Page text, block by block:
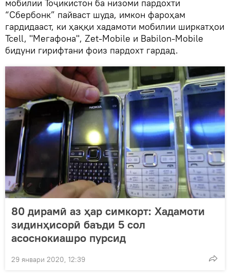
мобилии Тоҷикистон ба низоми пардохти
“Сбербонк” пайваст шуда, имкон фароҳам
гардидааст, ки ҳаққи хадамоти мобилии ширкатҳои
Tcell, "Мегафона", Zet-Mobile и Babilon-Mobile
бидуни гирифтани фоиз пардохт гардад.
80 дирамӣ аз ҳар симкорт: Хадамоти
зидинҳисорӣ баъди 5 сол
асоснокиашро пурсид
29 январи 2020, 12:39